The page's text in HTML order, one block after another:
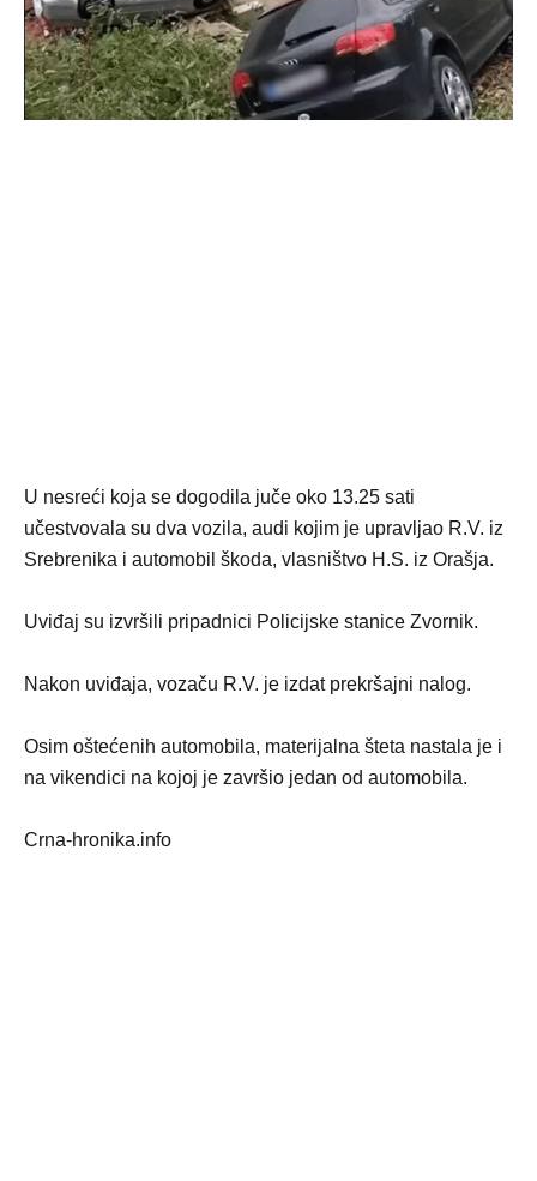
U nesreći koja se dogodila juče oko 13.25 sati
učestvovala su dva vozila, audi kojim je upravljao R.V. iz
Srebrenika i automobil škoda, vlasništvo H.S. iz Orašja.
Uviđaj su izvršili pripadnici Policijske stanice Zvornik.
Nakon uviđaja, vozaču R.V. je izdat prekršajni nalog.
Osim oštećenih automobila, materijalna šteta nastala je i
na vikendici na kojoj je završio jedan od automobila.
Crna-hronika.info